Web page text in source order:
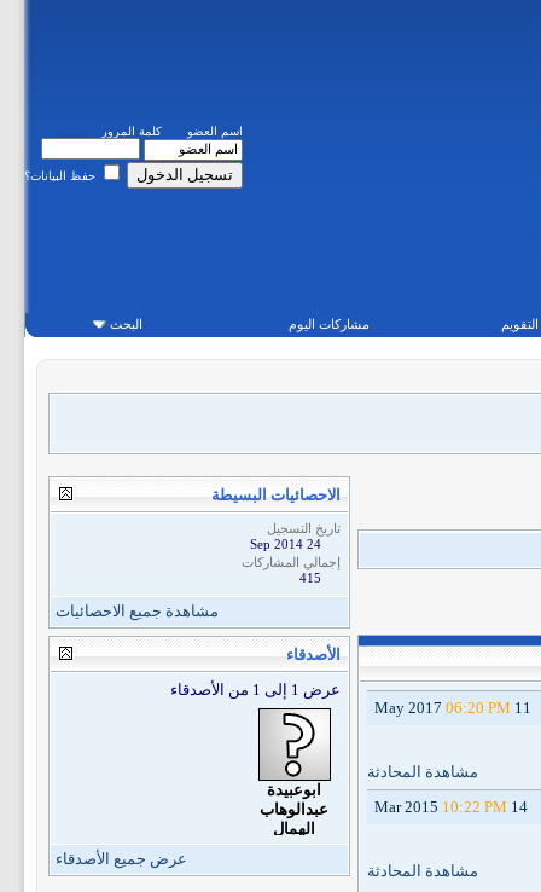
اسم العضو كلمة المرور
حفظ البيانات؟
التقويم مشاركات اليوم البحث
11 May 2017
06:20 PM
مشاهدة المحادثة
14 Mar 2015
10:22 PM
مشاهدة المحادثة
الاحصائيات البسيطة
تاريخ التسجيل
24 Sep 2014
إجمالي المشاركات
415
مشاهدة جميع الاحصائيات
الأصدقاء
عرض 1 إلى 1 من الأصدقاء
ابوعبيدة
عبدالوهاب
الهمال
عرض جميع الأصدقاء